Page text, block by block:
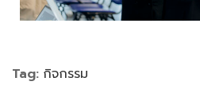
Tag: กิจกรรม